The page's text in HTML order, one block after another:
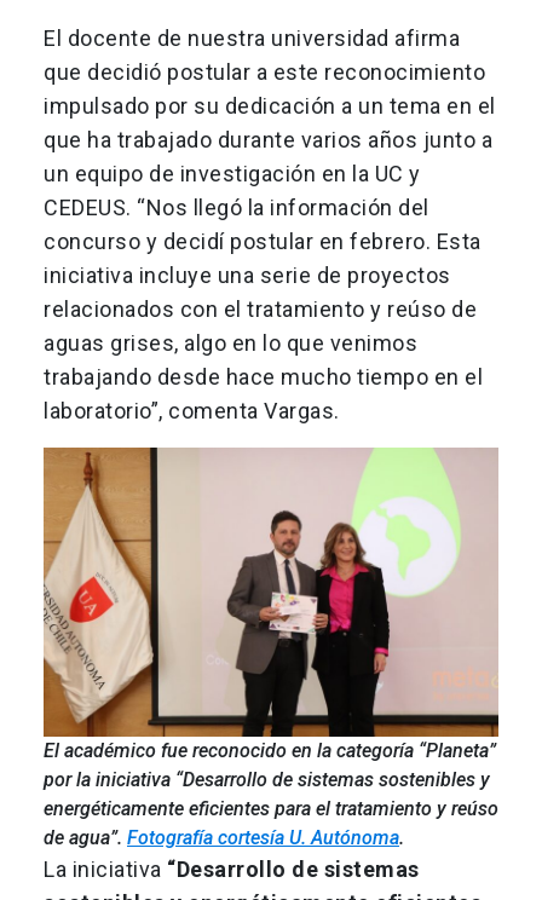
El docente de nuestra universidad afirma
que decidió postular a este reconocimiento
impulsado por su dedicación a un tema en el
que ha trabajado durante varios años junto a
un equipo de investigación en la UC y
CEDEUS. “Nos llegó la información del
concurso y decidí postular en febrero. Esta
iniciativa incluye una serie de proyectos
relacionados con el tratamiento y reúso de
aguas grises, algo en lo que venimos
trabajando desde hace mucho tiempo en el
laboratorio”, comenta Vargas.
El académico fue reconocido en la categoría “Planeta”
por la iniciativa “Desarrollo de sistemas sostenibles y
energéticamente eficientes para el tratamiento y reúso
de agua”. Fotografía cortesía U. Autónoma.
La iniciativa “Desarrollo de sistemas